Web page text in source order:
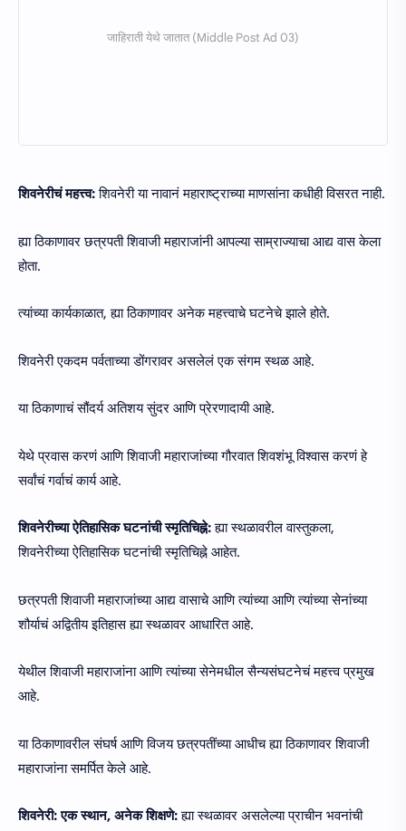
शिवनेरीचं महत्त्व:शिवनेरी या नावानं महाराष्ट्राच्या माणसांना कधीही विसरत नाही.
ह्या ठिकाणावर छत्रपती शिवाजी महाराजांनी आपल्या साम्राज्याचा आद्य वास केला
होता.
त्यांच्या कार्यकाळात, ह्या ठिकाणावर अनेक महत्त्वाचे घटनेचे झाले होते.
शिवनेरी एकदम पर्वताच्या डोंगरावर असलेलं एक संगम स्थळ आहे.
या ठिकाणाचं सौंदर्य अतिशय सुंदर आणि प्रेरणादायी आहे.
येथे प्रवास करणं आणि शिवाजी महाराजांच्या गौरवात शिवशंभू विश्वास करणं हे
सर्वांचं गर्वाचं कार्य आहे.
शिवनेरीच्या ऐतिहासिक घटनांची स्मृतिचिह्ने:ह्या स्थळावरील वास्तुकला,
शिवनेरीच्या ऐतिहासिक घटनांची स्मृतिचिह्ने आहेत.
छत्रपती शिवाजी महाराजांच्या आद्य वासाचे आणि त्यांच्या आणि त्यांच्या सेनांच्या
शौर्याचं अद्वितीय इतिहास ह्या स्थळावर आधारित आहे.
येथील शिवाजी महाराजांना आणि त्यांच्या सेनेमधील सैन्यसंघटनेचं महत्त्व प्रमुख
आहे.
या ठिकाणावरील संघर्ष आणि विजय छत्रपतींच्या आधीच ह्या ठिकाणावर शिवाजी
महाराजांना समर्पित केले आहे.
शिवनेरी: एक स्थान, अनेक शिक्षणे:ह्या स्थळावर असलेल्या प्राचीन भवनांची